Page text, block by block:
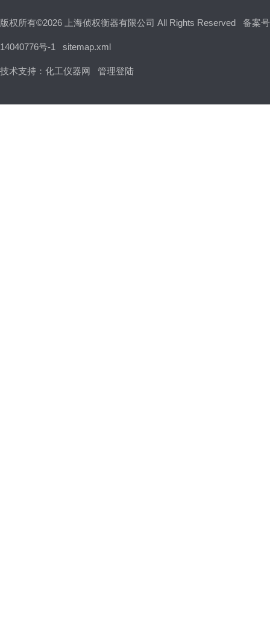
版权所有©2026 上海侦权衡器有限公司 All Rights Reserved 备案
14040776号-1 sitemap.xml
技术支持： 化工仪器网 管理登陆